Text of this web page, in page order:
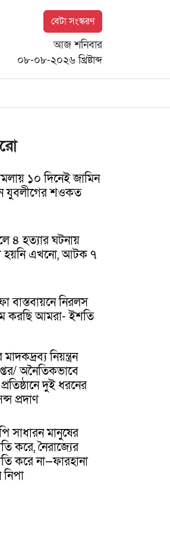
বেটা সংস্করণ
আজ শনিবার
০৮-০৮-২০২৬ খ্রিষ্টাব্দ
১০ দিনেই জামিন
যুবলীগের শওকত
৪ হত্যার ঘটনায়
হয়নি এখনো, আটক ৭
বাস্তবায়নে নিরলস
করছি আমরা- ইশতি
নিয়ন্ত্রন
অনৈতিকভাবে
দুই ধরনের
প্রদাণ
সাধারন মানুষের
করে, নৈরাজ্যের
করে না—ফারহানা
নিপা